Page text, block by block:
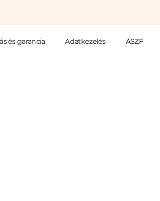
és garancia Adatkezelés ÁSZF